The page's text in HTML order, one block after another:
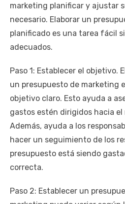
marketing planificar y ajustar
necesario. Elaborar un
planificado es una tarea fácil
adecuados.
Paso 1: Establecer el objetivo.
un presupuesto de marketing
objetivo claro. Esto ayuda a
gastos estén dirigidos hacia el
Además, ayuda a los
hacer un seguimiento de los
presupuesto está siendo
correcta.
Paso 2: Establecer un